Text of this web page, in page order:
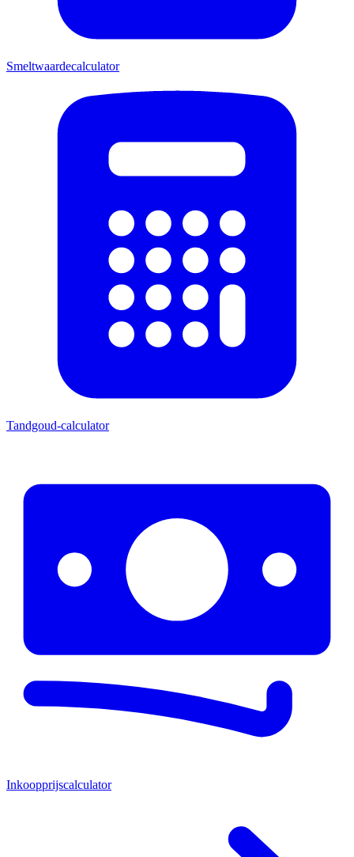
Smeltwaardecalculator
Tandgoud-calculator
Inkoopprijscalculator